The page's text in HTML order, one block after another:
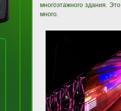
многоэтажного здания.
много.